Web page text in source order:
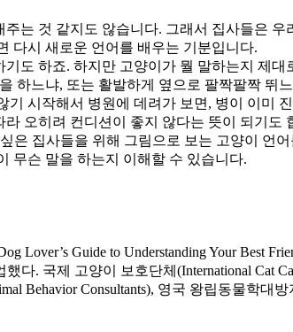
는 것 같지도 않습니다. 그래서 집사들은
다시 새로운 언어를 배우는 기분입니다.
도 하죠. 하지만 고양이가 뭘 말하는지 제
하느냐, 또는 활발하게 옆으로 팔짝팔짝 뛰
시작해서 병원에 데려가 보면, 병이 이미
오히려 컨디션이 좋지 않다는 뜻이 되기도
집사들을 위해 그림으로 보는 고양이 언
무슨 말을 하는지 이해할 수 있습니다.
Guide to Understanding Your Best
다. 국제 고양이 보호단체(International Cat
Behavior Consultants), 영국 왕립동물학대